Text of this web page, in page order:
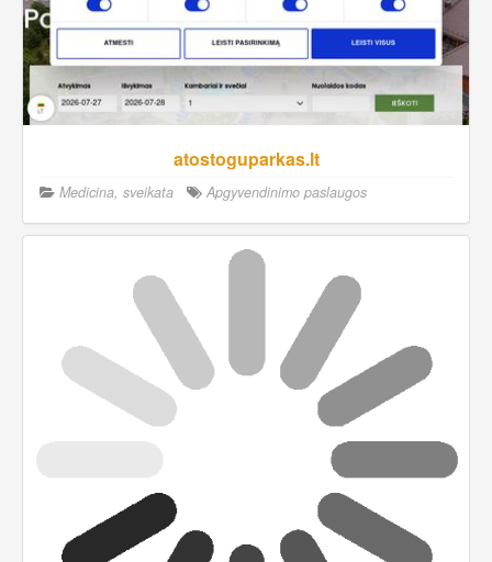
atostoguparkas.lt
Medicina, sveikata Apgyvendinimo paslaugos